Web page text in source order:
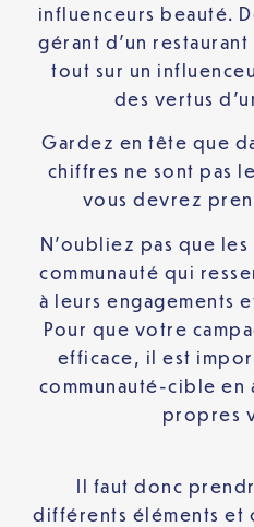
influenceurs beauté.
gérant d’un
tout sur un
des vertus
Gardez en tête que
chiffres ne sont pas
vous devrez
N’oubliez pas que
communauté qui
à leurs engagements
Pour que votre
efficace, il est
communauté-cible en
propres
Il faut donc
différents éléments et